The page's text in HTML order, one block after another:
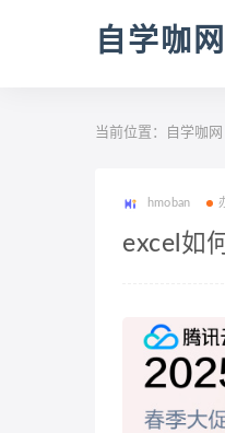
自学咖网
当前位置： 自学咖网
hmoban
excel如